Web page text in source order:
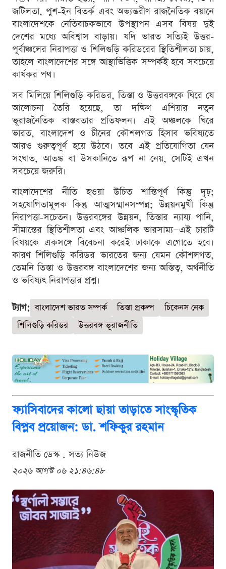
জটিলতা, পুশ-ইন বিতর্ক এবং অভ্যন্তরীণ রাজনৈতিক বয়ানে
বাংলাদেশকে নেতিবাচকভাবে উপস্থাপন—এসব বিষয় দুই
দেশের মধ্যে অবিশ্বাস বাড়ায়। যদি ভারত সত্যিই উত্তর-
পূর্বাঞ্চলের নিরাপত্তা ও শিলিগুড়ি করিডরের স্থিতিশীলতা চায়,
তাহলে বাংলাদেশের সঙ্গে আস্থাভিত্তিক সম্পর্কই হবে সবচেয়ে
কার্যকর পথ।
সব মিলিয়ে শিলিগুড়ি করিডর, তিস্তা ও উত্তরবঙ্গকে ঘিরে যে
আলোচনা তৈরি হয়েছে, তা দক্ষিণ এশিয়ার নতুন
ভূরাজনৈতিক বাস্তবতার প্রতিফলন। এই অঞ্চলকে ঘিরে
ভারত, বাংলাদেশ ও চীনের কৌশলগত হিসাব ভবিষ্যতে
আরও গুরুত্বপূর্ণ হয়ে উঠবে। তবে এই প্রতিযোগিতা যেন
সংঘাত, আতঙ্ক বা উসকানিতে রূপ না নেয়, সেটিই এখন
সবচেয়ে জরুরি।
বাংলাদেশের নীতি হওয়া উচিত শান্তিপূর্ণ কিন্তু দৃঢ়;
সহযোগিতামূলক কিন্তু আত্মসম্মানসম্পন্ন; উন্নয়নমুখী কিন্তু
নিরাপত্তা-সচেতন। উত্তরবঙ্গের উন্নয়ন, তিস্তার ন্যায্য পানি,
সীমান্তের স্থিতিশীলতা এবং আঞ্চলিক ভারসাম্য—এই চারটি
বিষয়কে একসঙ্গে বিবেচনা করেই ঢাকাকে এগোতে হবে।
কারণ শিলিগুড়ি করিডর ভারতের জন্য যেমন কৌশলগত,
তেমনি তিস্তা ও উত্তরবঙ্গ বাংলাদেশের জন্য অস্তিত্ব, অর্থনীতি
ও ভবিষ্যৎ নিরাপত্তার প্রশ্ন।
ট্যাগ: বাংলাদেশ ভারত সম্পর্ক তিস্তা প্রকল্প
চিকেনস নেক
শিলিগুড়ি করিডর
উত্তরবঙ্গ ভূরাজনীতি
ফ্যাসিবাদের কালো ছায়া তাড়াতে সাংস্কৃতিক
বিপ্লব প্রয়োজন: ডা. শফিকুর রহমান
রাজনীতি ডেস্ক . সত্য নিউজ
২০২৬ আগস্ট ০৬ ২১:৪৬:৪৮